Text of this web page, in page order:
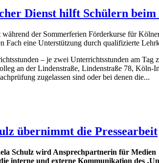
Dienst hilft Schülern
der Sommerferien Förderkurse für
eine Unterstützung durch qualifizierte
– je zwei Unterrichtsstunden am
an der Lindenstraße, Lindenstraße 78, Köln-
zugelassen sind oder bei denen die...
übernimmt die Pressearbeit
Schulz wird Ansprechpartnerin für Medien
interne und externe Kommunikation des